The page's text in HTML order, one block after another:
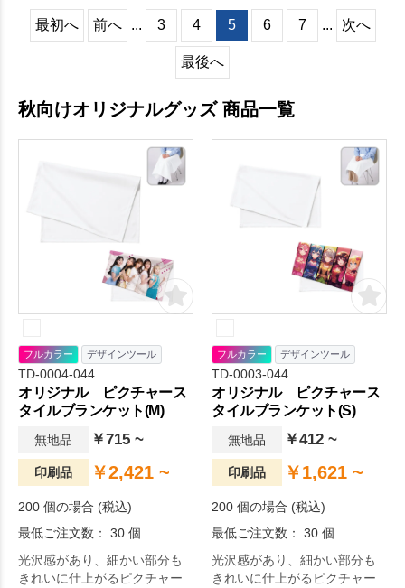
最初へ 前へ ... 3 4 5 6 7 ... 次へ
最後へ
秋向けオリジナルグッズ 商品一覧
フルカラー デザインツール
TD-0004-044
オリジナル ピクチャース
タイルブランケット(M)
無地品 ￥715 ~
印刷品 ￥2,421 ~
200 個の場合 (税込)
最低ご注文数： 30 個
光沢感があり、細かい部分も
きれいに仕上がるピクチャー
フルカラー デザインツール
TD-0003-044
オリジナル ピクチャース
タイルブランケット(S)
無地品 ￥412 ~
印刷品 ￥1,621 ~
200 個の場合 (税込)
最低ご注文数： 30 個
光沢感があり、細かい部分も
きれいに仕上がるピクチャー